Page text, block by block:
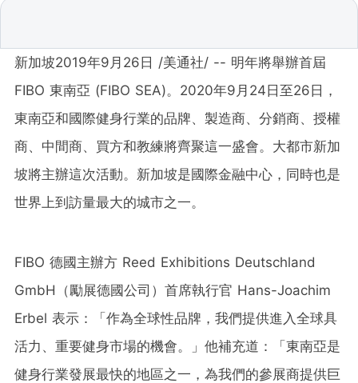
新加坡2019年9月26日 /美通社/ -- 明年將舉辦首屆
FIBO 東南亞 (FIBO SEA)。2020年9月24日至26日，
東南亞和國際健身行業的品牌、製造商、分銷商、授權
商、中間商、買方和教練將齊聚這一盛會。大都市新加
坡將主辦這次活動。新加坡是國際金融中心，同時也是
世界上到訪量最大的城市之一。
FIBO 德國主辦方 Reed Exhibitions Deutschland
GmbH（勵展德國公司）首席執行官 Hans-Joachim
Erbel 表示：「作為全球性品牌，我們提供進入全球具
活力、重要健身市場的機會。」他補充道：「東南亞是
健身行業發展最快的地區之一，為我們的參展商提供巨